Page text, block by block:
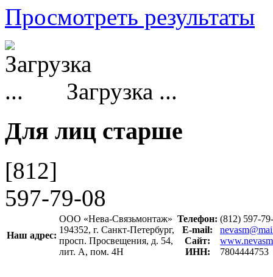
Просмотреть результаты
Загрузка ...
Для лиц старше
[812]
597-79-08
Наш адрес:
ООО «Нева-Связьмонтаж»
194352, г. Санкт-Петербург,
просп. Просвещения, д. 54,
лит. А, пом. 4Н
Телефон:
E-mail:
Сайт:
ИНН:
(812) 597-
7804444753